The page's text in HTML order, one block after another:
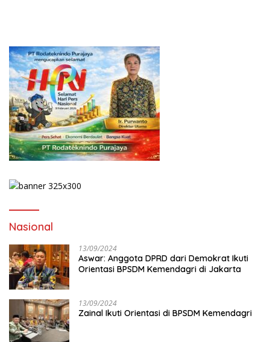
Nasional
13/09/2024
Aswar: Anggota DPRD dari Demokrat Ikuti
Orientasi BPSDM Kemendagri di Jakarta
13/09/2024
Zainal Ikuti Orientasi di BPSDM Kemendagri